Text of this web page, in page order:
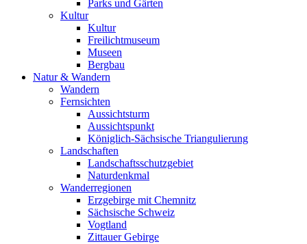
Parks und Gärten
Kultur
Kultur
Freilichtmuseum
Museen
Bergbau
Natur & Wandern
Wandern
Fernsichten
Aussichtsturm
Aussichtspunkt
Königlich-Sächsische Triangulierung
Landschaften
Landschaftsschutzgebiet
Naturdenkmal
Wanderregionen
Erzgebirge mit Chemnitz
Sächsische Schweiz
Vogtland
Zittauer Gebirge